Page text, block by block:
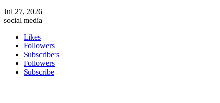
Jul 27, 2026
social media
Likes
Followers
Subscribers
Followers
Subscribe